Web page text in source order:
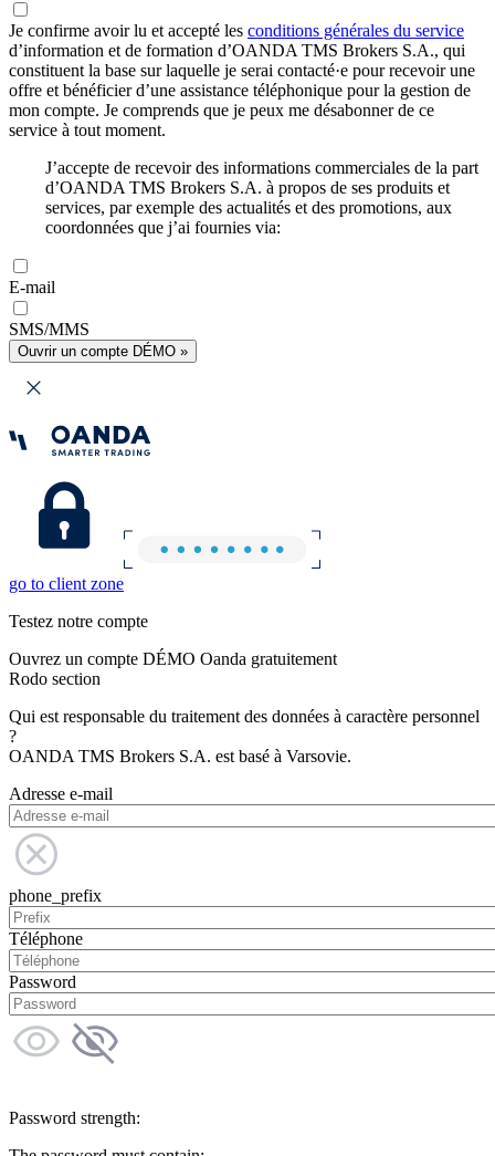
Je confirme avoir lu et accepté les conditions générales du service
d’information et de formation d’OANDA TMS Brokers S.A., qui
constituent la base sur laquelle je serai contacté·e pour recevoir une
offre et bénéficier d’une assistance téléphonique pour la gestion de
mon compte. Je comprends que je peux me désabonner de ce
service à tout moment.
J’accepte de recevoir des informations commerciales de la part
d’OANDA TMS Brokers S.A. à propos de ses produits et
services, par exemple des actualités et des promotions, aux
coordonnées que j’ai fournies via:
E-mail
SMS/MMS
Ouvrir un compte DÉMO »
go to client zone
Testez notre compte
Ouvrez un compte DÉMO Oanda gratuitement
Rodo section
Qui est responsable du traitement des données à caractère personnel
?
OANDA TMS Brokers S.A. est basé à Varsovie.
Adresse e-mail
phone_prefix
Téléphone
Password
Password strength: